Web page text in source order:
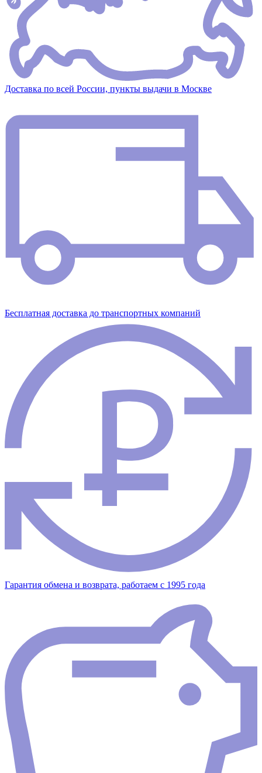
Доставка по всей России, пункты выдачи в Москве
Бесплатная доставка до транспортных компаний
Гарантия обмена и возврата, работаем с 1995 года